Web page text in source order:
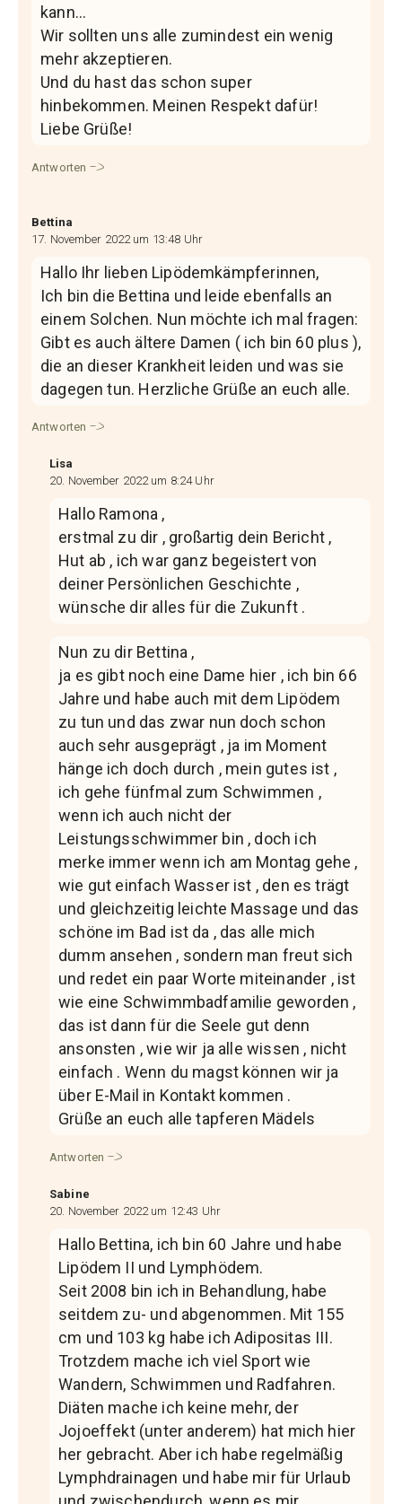
kann…
Wir sollten uns alle zumindest ein wenig
mehr akzeptieren.
Und du hast das schon super
hinbekommen. Meinen Respekt dafür!
Liebe Grüße!
Antworten
Bettina
17. November 2022 um 13:48 Uhr
Hallo Ihr lieben Lipödemkämpferinnen,
Ich bin die Bettina und leide ebenfalls an
einem Solchen. Nun möchte ich mal fragen:
Gibt es auch ältere Damen ( ich bin 60 plus ),
die an dieser Krankheit leiden und was sie
dagegen tun. Herzliche Grüße an euch alle.
Antworten
Lisa
20. November 2022 um 8:24 Uhr
Hallo Ramona ,
erstmal zu dir , großartig dein Bericht ,
Hut ab , ich war ganz begeistert von
deiner Persönlichen Geschichte ,
wünsche dir alles für die Zukunft .
Nun zu dir Bettina ,
ja es gibt noch eine Dame hier , ich bin 66
Jahre und habe auch mit dem Lipödem
zu tun und das zwar nun doch schon
auch sehr ausgeprägt , ja im Moment
hänge ich doch durch , mein gutes ist ,
ich gehe fünfmal zum Schwimmen ,
wenn ich auch nicht der
Leistungsschwimmer bin , doch ich
merke immer wenn ich am Montag gehe ,
wie gut einfach Wasser ist , den es trägt
und gleichzeitig leichte Massage und das
schöne im Bad ist da , das alle mich
dumm ansehen , sondern man freut sich
und redet ein paar Worte miteinander , ist
wie eine Schwimmbadfamilie geworden ,
das ist dann für die Seele gut denn
ansonsten , wie wir ja alle wissen , nicht
einfach . Wenn du magst können wir ja
über E-Mail in Kontakt kommen .
Grüße an euch alle tapferen Mädels
Antworten
Sabine
20. November 2022 um 12:43 Uhr
Hallo Bettina, ich bin 60 Jahre und habe
Lipödem II und Lymphödem.
Seit 2008 bin ich in Behandlung, habe
seitdem zu- und abgenommen. Mit 155
cm und 103 kg habe ich Adipositas III.
Trotzdem mache ich viel Sport wie
Wandern, Schwimmen und Radfahren.
Diäten mache ich keine mehr, der
Jojoeffekt (unter anderem) hat mich hier
her gebracht. Aber ich habe regelmäßig
Lymphdrainagen und habe mir für Urlaub